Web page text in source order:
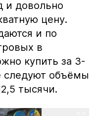
и довольно
цену.
и по
в
купить за 3-
следуют объёмы
тысячи.